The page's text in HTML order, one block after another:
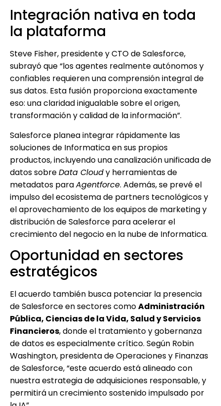
Integración nativa en toda
la plataforma
Steve Fisher, presidente y CTO de Salesforce,
subrayó que “los agentes realmente autónomos y
confiables requieren una comprensión integral de
sus datos. Esta fusión proporciona exactamente
eso: una claridad inigualable sobre el origen,
transformación y calidad de la información”.
Salesforce planea integrar rápidamente las
soluciones de Informatica en sus propios
productos, incluyendo una canalización unificada de
datos sobreData Cloudy herramientas de
metadatos paraAgentforce. Además, se prevé el
impulso del ecosistema de partners tecnológicos y
el aprovechamiento de los equipos de marketing y
distribución de Salesforce para acelerar el
crecimiento del negocio en la nube de Informatica.
Oportunidad en sectores
estratégicos
El acuerdo también busca potenciar la presencia
de Salesforce en sectores comoAdministración
Pública, Ciencias de la Vida, Salud y Servicios
Financieros, donde el tratamiento y gobernanza
de datos es especialmente crítico. Según Robin
Washington, presidenta de Operaciones y Finanzas
de Salesforce, “este acuerdo está alineado con
nuestra estrategia de adquisiciones responsable, y
permitirá un crecimiento sostenido impulsado por